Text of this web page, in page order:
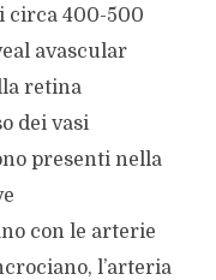
circa 400-500
avascular
retina
dei vasi
presenti nella
con le arterie
l’arteria